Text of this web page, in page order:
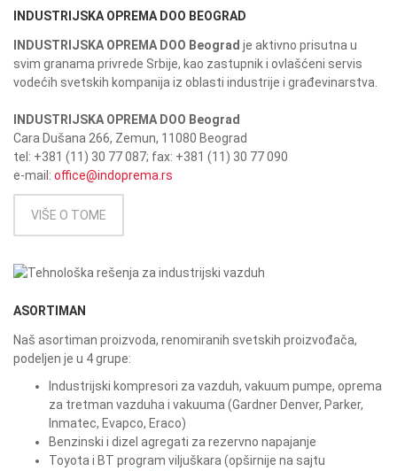
INDUSTRIJSKA OPREMA DOO BEOGRAD
INDUSTRIJSKA OPREMA DOO Beograd je aktivno prisutna u
svim granama privrede Srbije, kao zastupnik i ovlašćeni servis
vodećih svetskih kompanija iz oblasti industrije i građevinarstva.
INDUSTRIJSKA OPREMA DOO Beograd
Cara Dušana 266, Zemun, 11080 Beograd
tel: +381 (11) 30 77 087; fax: +381 (11) 30 77 090
e-mail: office@indoprema.rs
VIŠE O TOME
ASORTIMAN
Naš asortiman proizvoda, renomiranih svetskih proizvođača,
podeljen je u 4 grupe:
Industrijski kompresori za vazduh, vakuum pumpe, oprema
za tretman vazduha i vakuuma (Gardner Denver, Parker,
Inmatec, Evapco, Eraco)
Benzinski i dizel agregati za rezervno napajanje
Toyota i BT program viljuškara (opširnije na sajtu